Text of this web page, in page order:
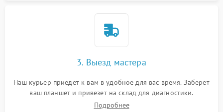
3. Выезд мастера
Наш курьер приедет к вам в удобное для вас время. Заберет
ваш планшет и привезет на склад для диагностики.
Подробнее